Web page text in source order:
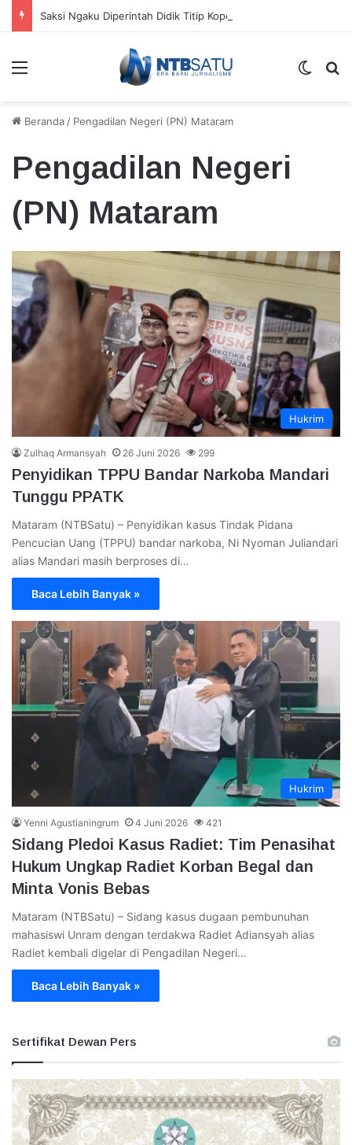
Menu
Beranda / Pengadilan Negeri (PN) Mataram
Pengadilan Negeri
(PN) Mataram
Hukrim
Zulhaq Armansyah 26 Juni 2026 299
Penyidikan TPPU Bandar Narkoba Mandari
Tunggu PPATK
Mataram (NTBSatu) – Penyidikan kasus Tindak Pidana
Pencucian Uang (TPPU) bandar narkoba, Ni Nyoman Juliandari
alias Mandari masih berproses di…
Baca Lebih Banyak »
Hukrim
Yenni Agustianingrum 4 Juni 2026 421
Sidang Pledoi Kasus Radiet: Tim Penasihat
Hukum Ungkap Radiet Korban Begal dan
Minta Vonis Bebas
Mataram (NTBSatu) – Sidang kasus dugaan pembunuhan
mahasiswi Unram dengan terdakwa Radiet Adiansyah alias
Radiet kembali digelar di Pengadilan Negeri…
Baca Lebih Banyak »
Sertifikat Dewan Pers